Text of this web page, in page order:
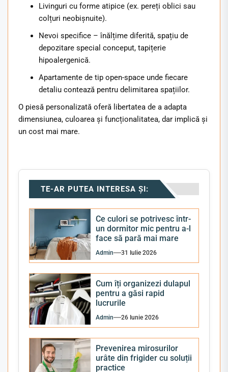
Livinguri cu forme atipice (ex. pereți oblici sau
colțuri neobișnuite).
Nevoi specifice – înălțime diferită, spațiu de
depozitare special conceput, tapițerie
hipoalergenică.
Apartamente de tip open-space unde fiecare
detaliu contează pentru delimitarea spațiilor.
O piesă personalizată oferă libertatea de a adapta
dimensiunea, culoarea și funcționalitatea, dar implică și
un cost mai mare.
TE-AR PUTEA INTERESA ȘI:
Ce culori se potrivesc într-
un dormitor mic pentru a-l
face să pară mai mare
Admin 31 Iulie 2026
Cum îți organizezi dulapul
pentru a găsi rapid
lucrurile
Admin 26 Iunie 2026
Prevenirea mirosurilor
urâte din frigider cu soluții
practice